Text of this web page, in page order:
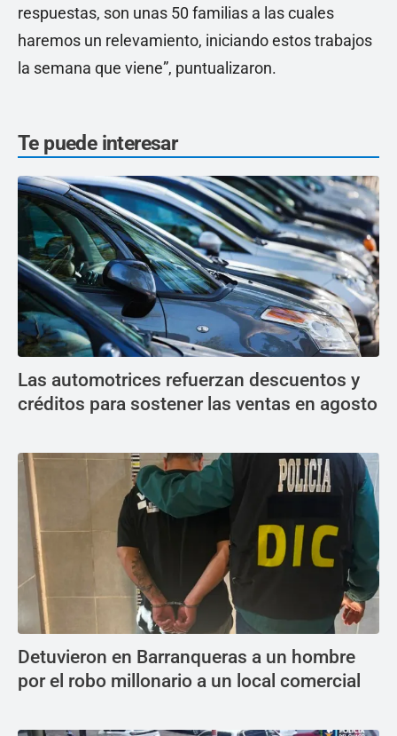
respuestas, son unas 50 familias a las cuales
haremos un relevamiento, iniciando estos trabajos
la semana que viene”, puntualizaron.
Te puede interesar
Las automotrices refuerzan descuentos y
créditos para sostener las ventas en agosto
Detuvieron en Barranqueras a un hombre
por el robo millonario a un local comercial